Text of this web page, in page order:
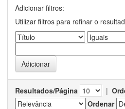
Adicionar filtros:
Utilizar filtros para refinar o
Resultados/Página |
Ordenar